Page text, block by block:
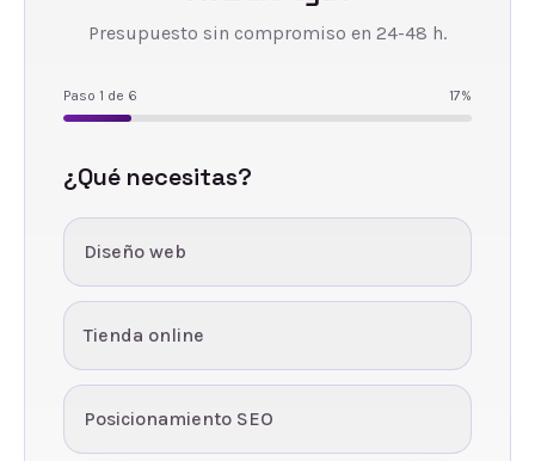
Presupuesto sin compromiso en 24-48 h.
Paso 1 de 6 17%
¿Qué necesitas?
Diseño web
Tienda online
Posicionamiento SEO